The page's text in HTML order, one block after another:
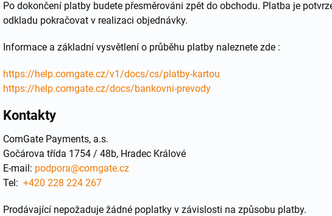
Po dokončení platby budete přesměrováni zpět do obchodu. Platba je
odkladu pokračovat v realizaci objednávky.
Informace a základní vysvětlení o průběhu platby naleznete zde :
https://help.comgate.cz/v1/docs/cs/platby-kartou
https://help.comgate.cz/docs/bankovni-prevody
Kontakty
ComGate Payments, a.s.
Gočárova třída 1754 / 48b, Hradec Králové
E-mail: podpora@comgate.cz
Tel: +420 228 224 267
Prodávající nepožaduje žádné poplatky v závislosti na způsobu platby.